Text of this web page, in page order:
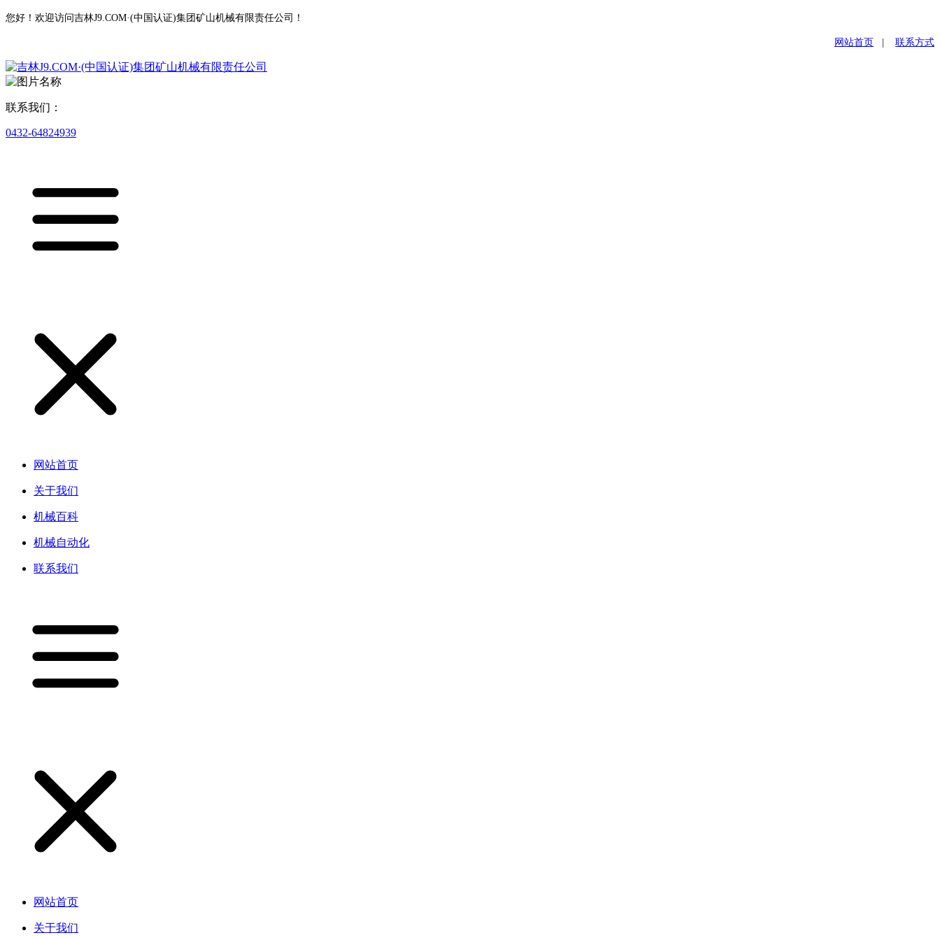
您好！欢迎访问吉林J9.COM·(中国认证)集团矿山机械有限责任公司！
网站首页 联系方式
联系我们：
0432-64824939
网站首页
关于我们
机械百科
机械自动化
联系我们
网站首页
关于我们